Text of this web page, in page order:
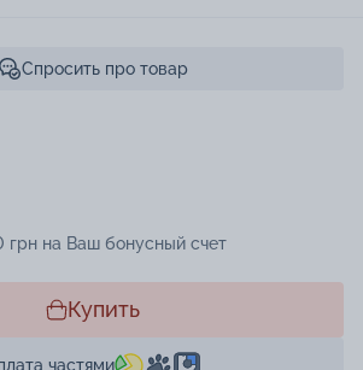
Спросить про товар
грн на Ваш бонусный счет
Купить
частями